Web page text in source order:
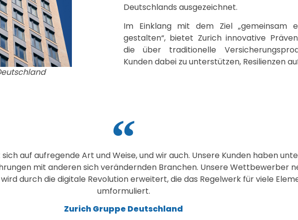
Deutschlands ausgezeichnet.
Im Einklang mit dem Ziel „gemeinsam
gestalten“, bietet Zurich innovative
die über traditionelle
Kunden dabei zu unterstützen, Resilienzen
auf aufregende Art und Weise, und wir auch. Unsere Kunden haben
mit anderen sich verändernden Branchen. Unsere Wettbewerber
durch die digitale Revolution erweitert, die das Regelwerk für viele
umformuliert.
Zurich Gruppe Deutschland